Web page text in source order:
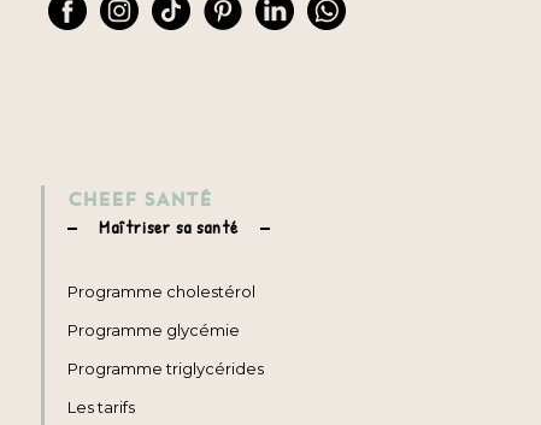
CHEEF SANTÉ
Maîtriser sa santé
Programme cholestérol
Programme glycémie
Programme triglycérides
Les tarifs